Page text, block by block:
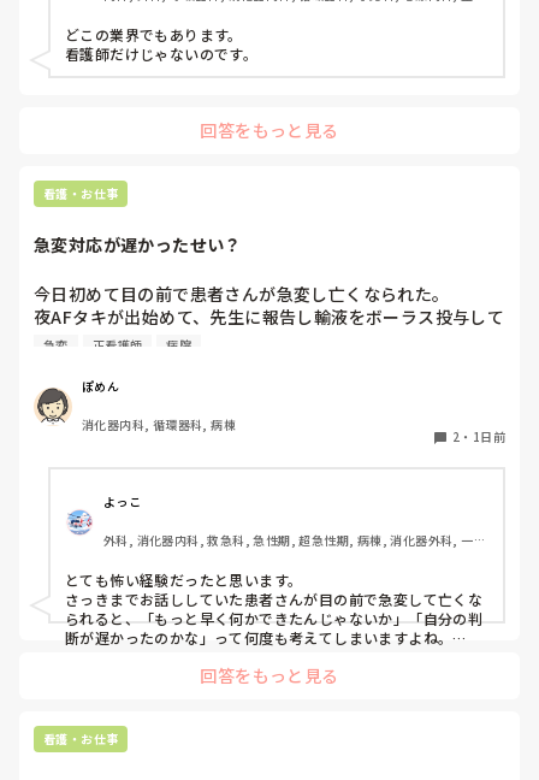
る方や、転職経験のある方のお話も聞いてみたいです。
合診療科, 救急科, 超急性期, ICU, CCU, HCU, その他の科, ママナー
ス, 外来, 神経内科, 脳神経外科, NICU, 消化器外科, 一般病院, 慢性
期, 回復期, 終末期, オペ室, 透析, 検診・健診
どこの業界でもあります。
看護師だけじゃないのです。
回答をもっと見る
看護・お仕事
急変対応が遅かったせい？
今日初めて目の前で患者さんが急変し亡くなられた。
夜AFタキが出始めて、先生に報告し輸液をボーラス投与して
AF波形のままだったけど徐々にレートも落ち着いたし患者
またレートが上がり出したので先生に電話をかけた途端急に
VT波形に移行した。その後VF波形になって、今の今まで話
してた患者さんが目の前で痙攣して亡くなってしまった。
私の判断が遅かったから？DCが病棟に置いてなくてAEDで対
応したから？と、色々悩んでしまいます。
急変 正看護師 病院
ぽめん
消化器内科, 循環器科, 病棟
2 ・ 1日前
よっこ
外科, 消化器内科, 救急科, 急性期, 超急性期, 病棟, 消化器外科, 一般
とても怖い経験だったと思います。
さっきまでお話ししていた患者さんが目の前で急変して亡くな
られると、「もっと早く何かできたんじゃないか」「自分の判
断が遅かったのかな」って何度も考えてしまいますよね。
ただ、書かれている経過を見る限り、最初にAFが出た時点で先
ったとは限らないと思います。AFでも、血圧低下や意識障害な
ど循環が不安定な場合に緊急でDCを考えるので、落ち着いてい
回答をもっと見る
看護・お仕事